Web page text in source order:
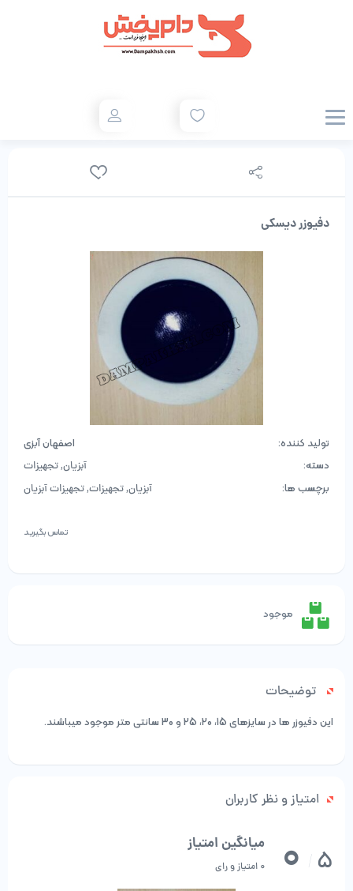
دفیوزر دیسکی
تولید کننده:
اصفهان آبزی
دسته:
آبزیان,تجهیزات
برچسب ها:
آبزیان,تجهیزات,تجهیزات آبزیان
تماس بگیرید
موجود
توضیحات
این دفیوزر ها در سایزهای 15، 20، 25 و 30 سانتی متر موجود میباشند.
امتیاز و نظر کاربران
5
0 میانگین امتیاز
0 امتیاز و رای